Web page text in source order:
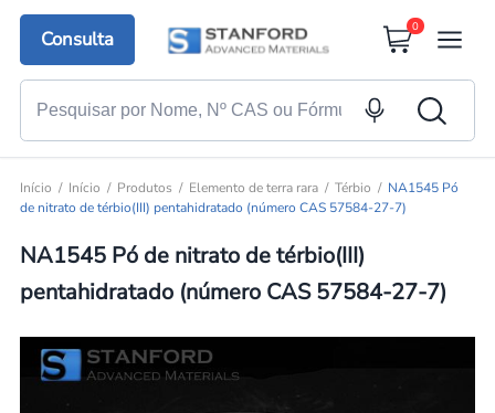
Consulta
0
Início Início Produtos Elemento de terra rara Térbio
NA1545 Pó
de nitrato de térbio(III) pentahidratado (número CAS 57584-27-7)
NA1545 Pó de nitrato de térbio(III)
pentahidratado (número CAS 57584-27-7)